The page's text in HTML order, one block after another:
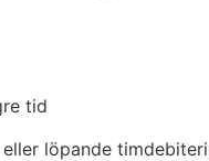
tid
löpande